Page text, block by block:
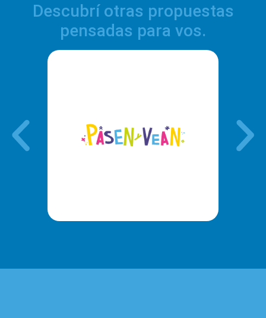
Descubrí otras propuestas
pensadas para vos.